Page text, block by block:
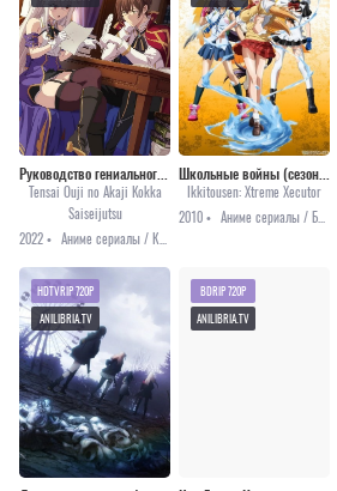
Tensai Ouji no Akaji Kokka
Saiseijutsu
2022 •
Ikkitousen: Xtreme Xecutor
2010 •
HDTVRIP 720P
ANILIBRIA.TV
BDRIP 720P
ANILIBRIA.TV